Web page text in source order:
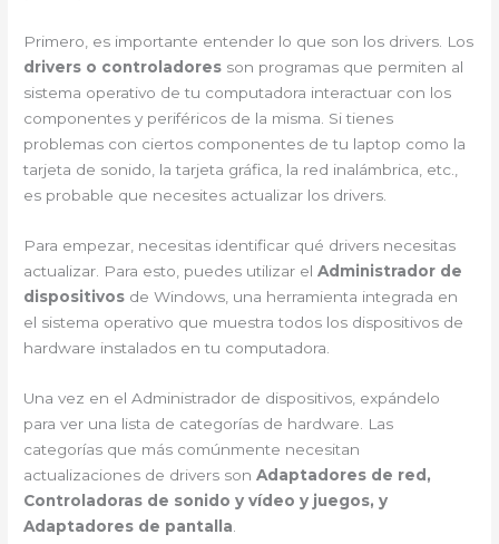
Primero, es importante entender lo que son los drivers. Los
drivers o controladores son programas que permiten al
sistema operativo de tu computadora interactuar con los
componentes y periféricos de la misma. Si tienes
problemas con ciertos componentes de tu laptop como la
tarjeta de sonido, la tarjeta gráfica, la red inalámbrica, etc.,
es probable que necesites actualizar los drivers.
Para empezar, necesitas identificar qué drivers necesitas
actualizar. Para esto, puedes utilizar elAdministrador de
dispositivos de Windows, una herramienta integrada en
el sistema operativo que muestra todos los dispositivos de
hardware instalados en tu computadora.
Una vez en el Administrador de dispositivos, expándelo
para ver una lista de categorías de hardware. Las
categorías que más comúnmente necesitan
actualizaciones de drivers sonAdaptadores de red,
Controladoras de sonido y vídeo y juegos, y
Adaptadores de pantalla